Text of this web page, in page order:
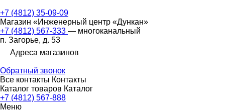
+7 (4812) 35-09-09
Магазин «Инженерный центр «Дункан»
+7 (4812) 567-333 — многоканальный
п. Загорье, д. 53
Адреса магазинов
Обратный звонок
Все контакты Контакты
Каталог товаров Каталог
+7 (4812) 567-888
Меню